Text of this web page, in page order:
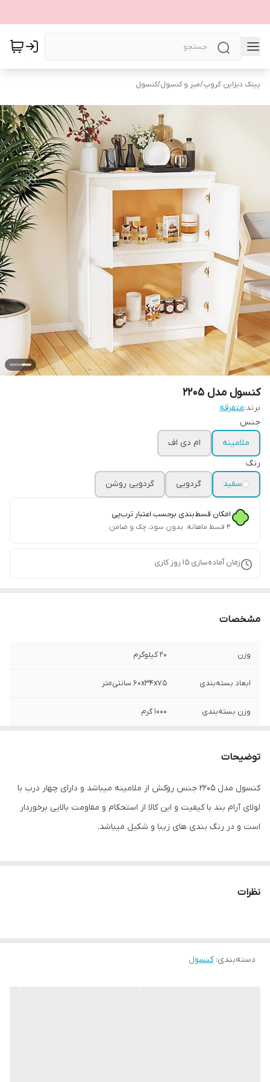
پینک دیزاین گروپ/میز و کنسول/کنسول
کنسول مدل 2205
برند:متفرقه
جنس
ملامینه
ام دی اف
رنگ
سفید
گردویی گردویی روشن
امکان قسط‌بندی برحسب اعتبار ترب‌پی
۴ قسط ماهانه. بدون سود، چک و ضامن.
زمان آماده‌سازی 15 روز کاری
مشخصات
وزن 20 کیلوگرم
ابعاد بسته‌بندی 60x34x75 سانتی‌متر
وزن بسته‌بندی 1000 گرم
توضیحات
کنسول مدل 2205 جنس روکش از ملامینه میباشد و دارای چهار درب با
لولای آرام بند با کیفیت و این کالا از استحکام و مقاومت بالایی برخوردار
است و در رنگ بندی های زیبا و شکیل میباشد.
نظرات
دسته‌بندی:کنسول